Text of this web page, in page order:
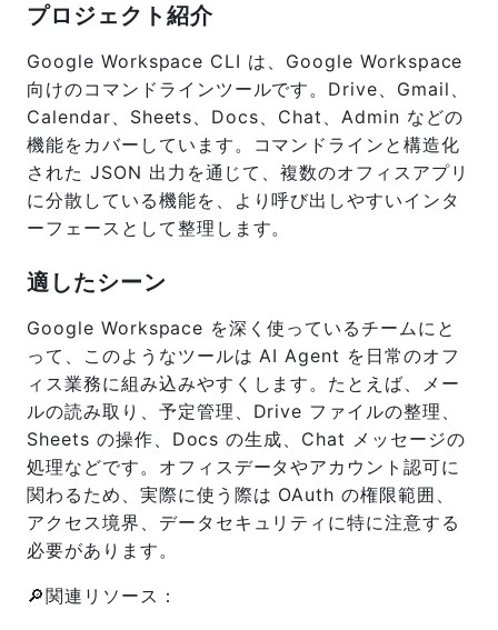
プロジェクト紹介
Google Workspace CLI は、Google Workspace
向けのコマンドラインツールです。Drive、Gmail、
Calendar、Sheets、Docs、Chat、Admin などの
機能をカバーしています。コマンドラインと構造化
された JSON 出力を通じて、複数のオフィスアプリ
に分散している機能を、より呼び出しやすいインタ
ーフェースとして整理します。
適したシーン
Google Workspace を深く使っているチームにと
って、このようなツールは AI Agent を日常のオフ
ィス業務に組み込みやすくします。たとえば、メー
ルの読み取り、予定管理、Drive ファイルの整理、
Sheets の操作、Docs の生成、Chat メッセージの
処理などです。オフィスデータやアカウント認可に
関わるため、実際に使う際は OAuth の権限範囲、
アクセス境界、データセキュリティに特に注意する
必要があります。
🔎関連リソース：